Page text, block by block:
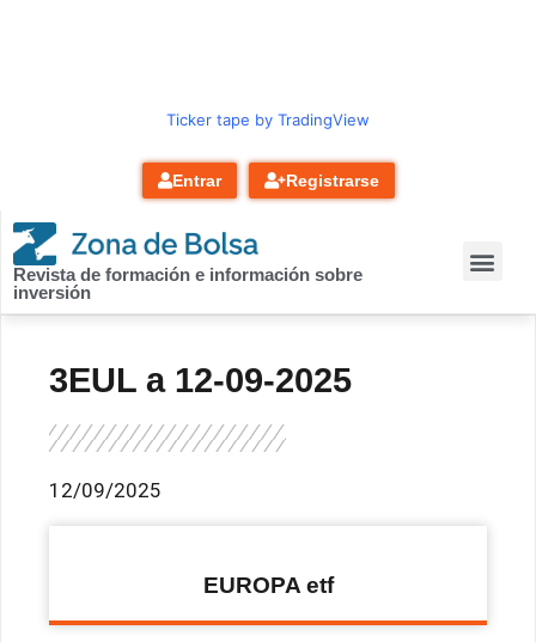
Ticker tape by TradingView
Entrar Registrarse
Revista de formación e información sobre
inversión
3EUL a 12-09-2025
12/09/2025
EUROPA etf